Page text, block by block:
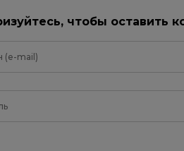
чтобы оставить